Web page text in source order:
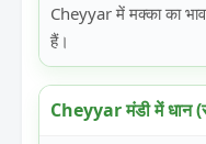
Cheyyar में मक्का का
हैं।
Cheyyar मंडी में धान